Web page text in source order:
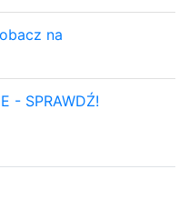
na
- SPRAWDŹ!